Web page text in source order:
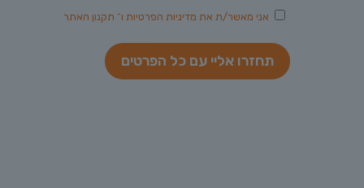
אני מאשר/ת את מדיניות הפרטיות ו־ תקנון האתר